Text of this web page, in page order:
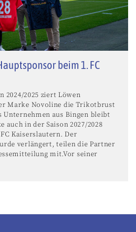
beim 1. FC
2024/2025 ziert Löwen
Marke Novoline die Trikotbrust
Unternehmen aus Bingen bleibt
auch in der Saison 2027/2028
Kaiserslautern. Der
verlängert, teilen die Partner
mit.Vor seiner